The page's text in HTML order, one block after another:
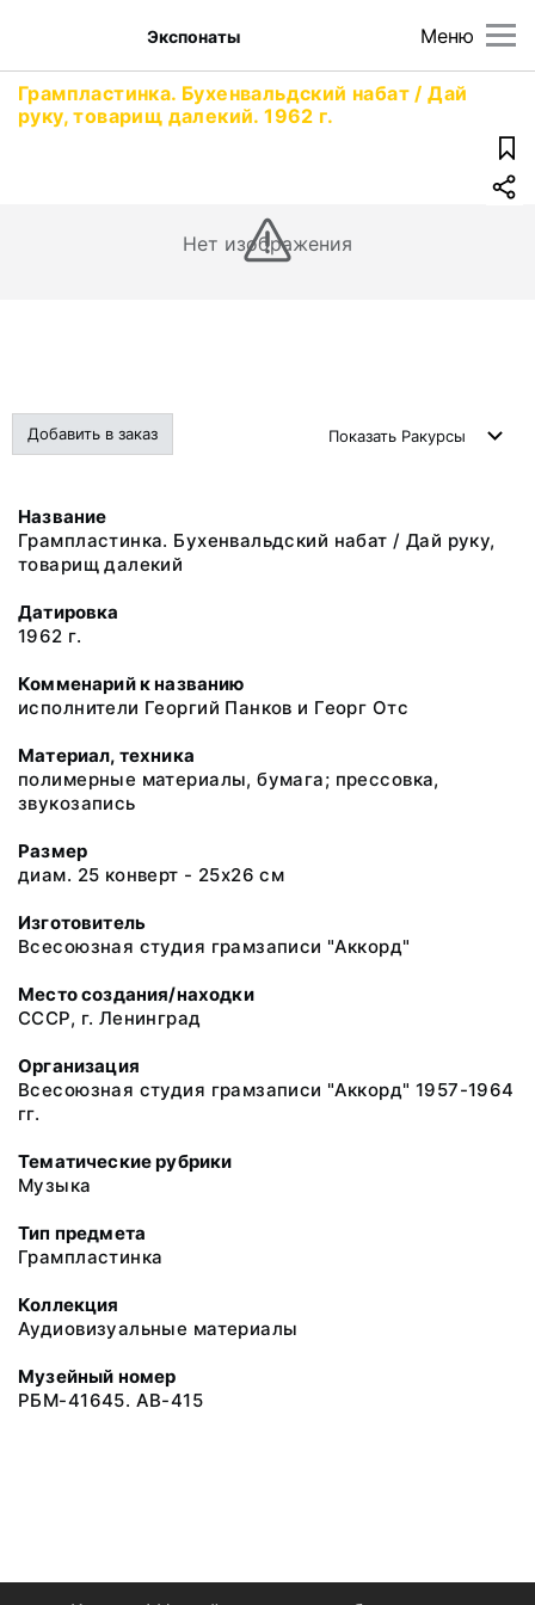
Меню
Экспонаты
Грампластинка. Бухенвальдский набат / Дай
руку, товарищ далекий. 1962 г.
Нет изображения
Добавить в заказ Показать Ракурсы
Название
Грампластинка. Бухенвальдский набат / Дай руку,
товарищ далекий
Датировка
1962 г.
Комменарий к названию
исполнители Георгий Панков и Георг Отс
Материал, техника
полимерные материалы, бумага; прессовка,
звукозапись
Размер
диам. 25 конверт - 25x26 см
Изготовитель
Всесоюзная студия грамзаписи "Аккорд"
Место создания/находки
СССР, г. Ленинград
Организация
Всесоюзная студия грамзаписи "Аккорд" 1957-1964
гг.
Тематические рубрики
Музыка
Тип предмета
Грампластинка
Коллекция
Аудиовизуальные материалы
Музейный номер
РБМ-41645. АВ-415